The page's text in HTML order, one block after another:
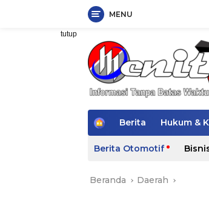
MENU
tutup
H
m
e
Berita Hukum &
Berita Otomotif
Beranda Daerah